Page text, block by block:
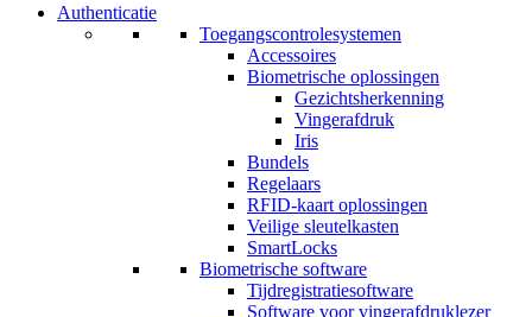
Authenticatie
Toegangscontrolesystemen
Accessoires
Biometrische oplossingen
Gezichtsherkenning
Vingerafdruk
Iris
Bundels
Regelaars
RFID-kaart oplossingen
Veilige sleutelkasten
SmartLocks
Biometrische software
Tijdregistratiesoftware
Software voor vingerafdruklezer